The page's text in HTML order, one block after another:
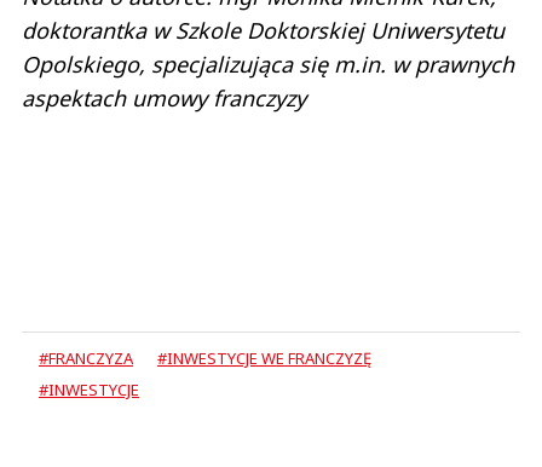
doktorantka w Szkole Doktorskiej Uniwersytetu
Opolskiego, specjalizująca się m.in. w prawnych
aspektach umowy franczyzy
#FRANCZYZA
#INWESTYCJE WE FRANCZYZĘ
#INWESTYCJE